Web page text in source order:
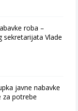
roba –
sekretarijata Vlade
javne nabavke
za potrebe